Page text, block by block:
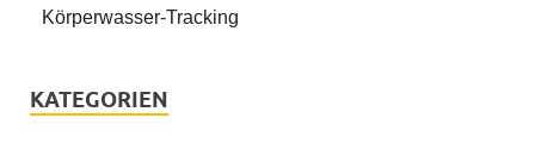
Körperwasser-Tracking
KATEGORIEN